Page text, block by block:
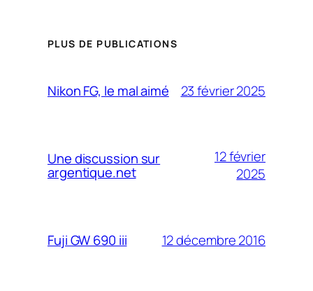
PLUS DE PUBLICATIONS
Nikon FG, le mal aimé 23 février 2025
Une discussion sur
argentique.net
12 février
2025
Fuji GW 690 iii 12 décembre 2016